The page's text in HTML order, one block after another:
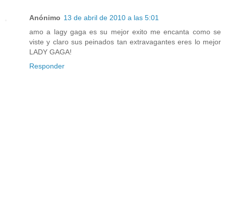
Anónimo 13 de abril de 2010 a las 5:01
amo a lagy gaga es su mejor exito me encanta como se
viste y claro sus peinados tan extravagantes eres lo mejor
LADY GAGA!
Responder